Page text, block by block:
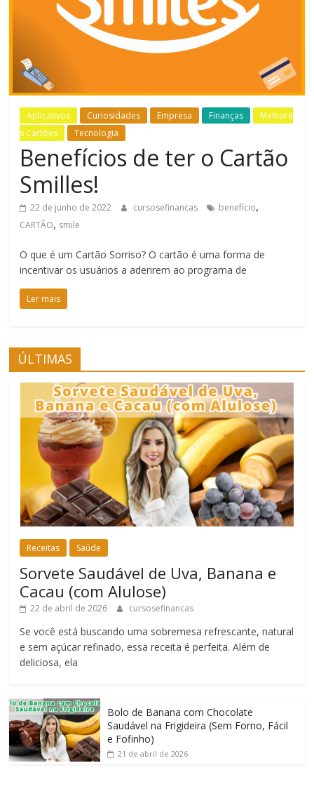
Aplicativos Curiosidades Empresa Finanças
Melhore
s Cartões
Tecnologia
Benefícios de ter o Cartão
Smilles!
22 de junho de 2022 cursosefinancas benefício,
CARTÃO, smile
O que é um Cartão Sorriso? O cartão é uma forma de
incentivar os usuários a aderirem ao programa de
Ler mais
ÚLTIMAS
Receitas Saúde
Sorvete Saudável de Uva, Banana e
Cacau (com Alulose)
22 de abril de 2026 cursosefinancas
Se você está buscando uma sobremesa refrescante, natural
e sem açúcar refinado, essa receita é perfeita. Além de
deliciosa, ela
Bolo de Banana com Chocolate
Saudável na Frigideira (Sem Forno, Fácil
e Fofinho)
21 de abril de 2026